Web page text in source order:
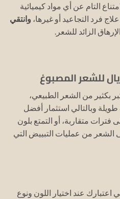
التام عن أي مواد كيميائية
فرد التجاعيد أو غيرها، وانتقي
الزائد للشعر.
للشعر المصبوغ
بكثير من الشعر الطبيعي،
وبالتالي استثمار أفضل
فترات متقاربة، أو التمتع بلون
الشعر من عمليات التبييض التي
اعتبارك عند اختيار اللون ونوع